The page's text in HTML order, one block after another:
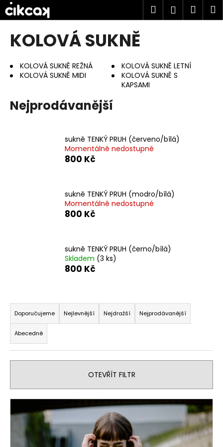
Přejít
na
obsah
Hledat
KOLOVÁ SUKNĚ
KOLOVÁ SUKNĚ REŽNÁ
KOLOVÁ SUKNĚ LETNÍ
KOLOVÁ SUKNĚ MIDI
KOLOVÁ SUKNĚ S
KAPSAMI
Nejprodávanější
sukně TENKÝ PRUH (červeno/bílá)
Momentálně nedostupné
800 Kč
sukně TENKÝ PRUH (modro/bílá)
Momentálně nedostupné
800 Kč
sukně TENKÝ PRUH (černo/bílá)
Skladem (3 ks)
800 Kč
Ř
a
z
e
n
r
d
Doporučujeme Nejlevnější Nejdražší Nejprodávanější
Abecedně
OTEVŘÍT FILTR
V
ý
K
o
o
p
t
o
o